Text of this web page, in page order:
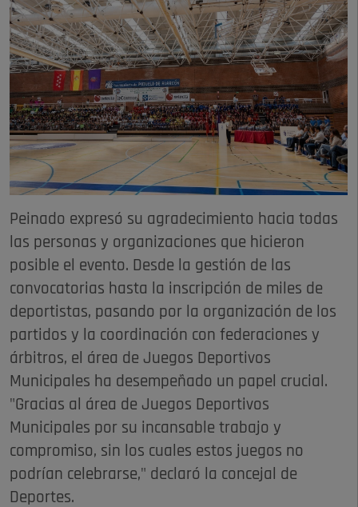
Peinado expresó su agradecimiento hacia todas
las personas y organizaciones que hicieron
posible el evento. Desde la gestión de las
convocatorias hasta la inscripción de miles de
deportistas, pasando por la organización de los
partidos y la coordinación con federaciones y
árbitros, el área de Juegos Deportivos
Municipales ha desempeñado un papel crucial.
"Gracias al área de Juegos Deportivos
Municipales por su incansable trabajo y
compromiso, sin los cuales estos juegos no
podrían celebrarse," declaró la concejal de
Deportes.